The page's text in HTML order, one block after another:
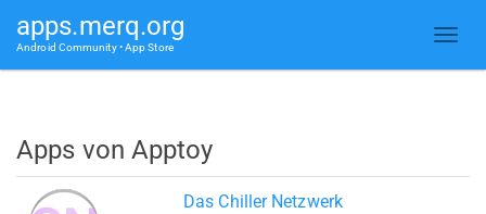
apps.merq.org
Android Community • App Store
Apps von Apptoy
Das Chiller Netzwerk